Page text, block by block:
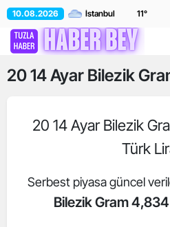
10.08.2026 11°
2014 Ayar Bilezik
20 14 Ayar Bilezik
Türk
Serbest piyasa güncel
Bilezik Gram